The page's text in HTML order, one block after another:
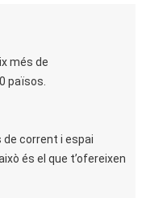
més de
països.
de corrent i espai
és el que t’ofereixen